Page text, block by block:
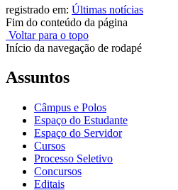
registrado em: Últimas notícias
Fim do conteúdo da página
Voltar para o topo
Início da navegação de rodapé
Assuntos
Câmpus e Polos
Espaço do Estudante
Espaço do Servidor
Cursos
Processo Seletivo
Concursos
Editais